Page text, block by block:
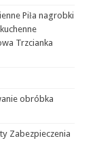
Piła nagrobki
Trzcianka
obróbka
Zabezpieczenia